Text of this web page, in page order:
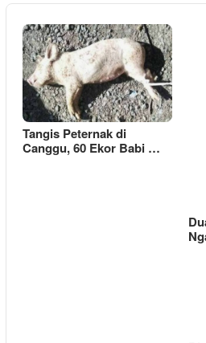
Tangis Peternak di
Canggu, 60 Ekor Babi …